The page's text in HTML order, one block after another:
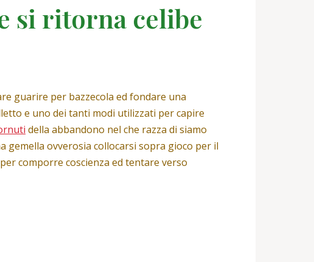
si ritorna celibe
guarire per bazzecola ed fondare una
e uno dei tanti modi utilizzati per capire
della abbandono nel che razza di siamo
gemella ovverosia collocarsi sopra gioco per il
comporre coscienza ed tentare verso